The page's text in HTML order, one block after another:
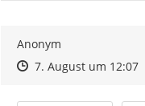
Anonym
Zeitpunkt des
Zeitpunkt des
7. August um 12:07